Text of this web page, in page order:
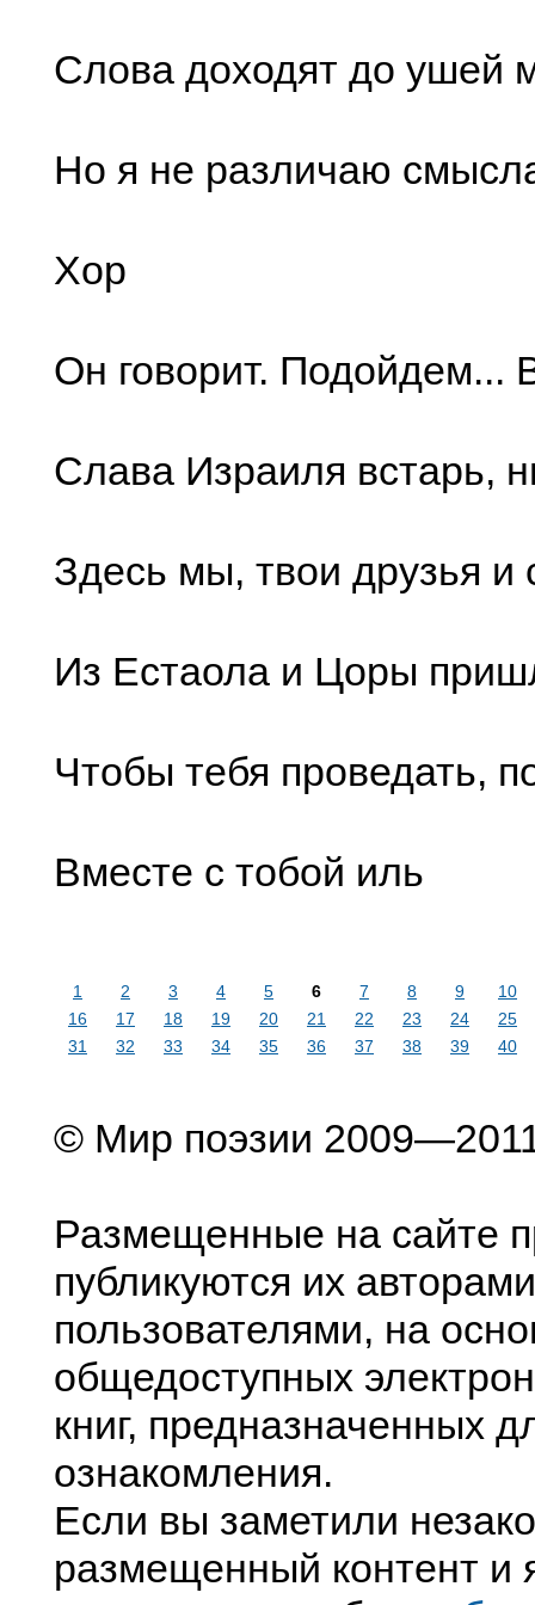
Слова доходят до ушей
Но я не различаю
Хор
Он говорит. Подойдем...
Слава Израиля встарь,
Здесь мы, твои друзья и
Из Естаола и Цоры
Чтобы тебя проведать,
Вместе с тобой иль
1 2 3 4 5 6 7 8 9
10
16
17 18 19 20 21 22 23 24
25
31
32 33 34 35 36 37 38 39 40
© Мир поэзии
Размещенные на сайте
публикуются их
пользователями, на
общедоступных
книг, предназначенных
ознакомления.
Если вы заметили
размещенный контент и